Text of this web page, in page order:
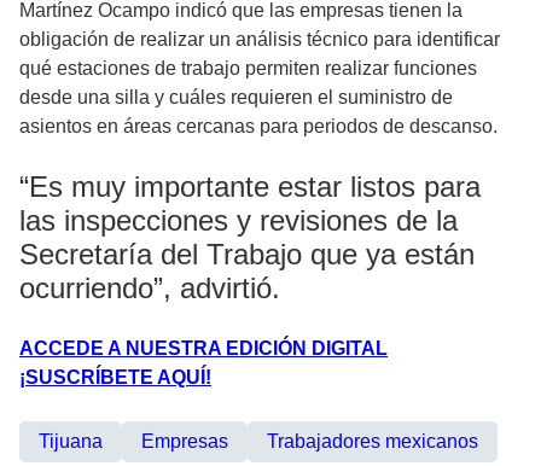
Martínez Ocampo indicó que las empresas tienen la
obligación de realizar un análisis técnico para identificar
qué estaciones de trabajo permiten realizar funciones
desde una silla y cuáles requieren el suministro de
asientos en áreas cercanas para periodos de descanso.
“Es muy importante estar listos para
las inspecciones y revisiones de la
Secretaría del Trabajo que ya están
ocurriendo”, advirtió.
ACCEDE A NUESTRA EDICIÓN DIGITAL
¡SUSCRÍBETE AQUÍ!
Tijuana Empresas Trabajadores mexicanos